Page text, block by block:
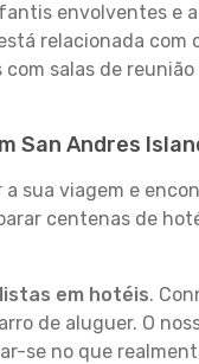
envolventes e
relacionada
salas de
San Andres
sua viagem e
centenas de
em hotéis.
de aluguer. O
se no que